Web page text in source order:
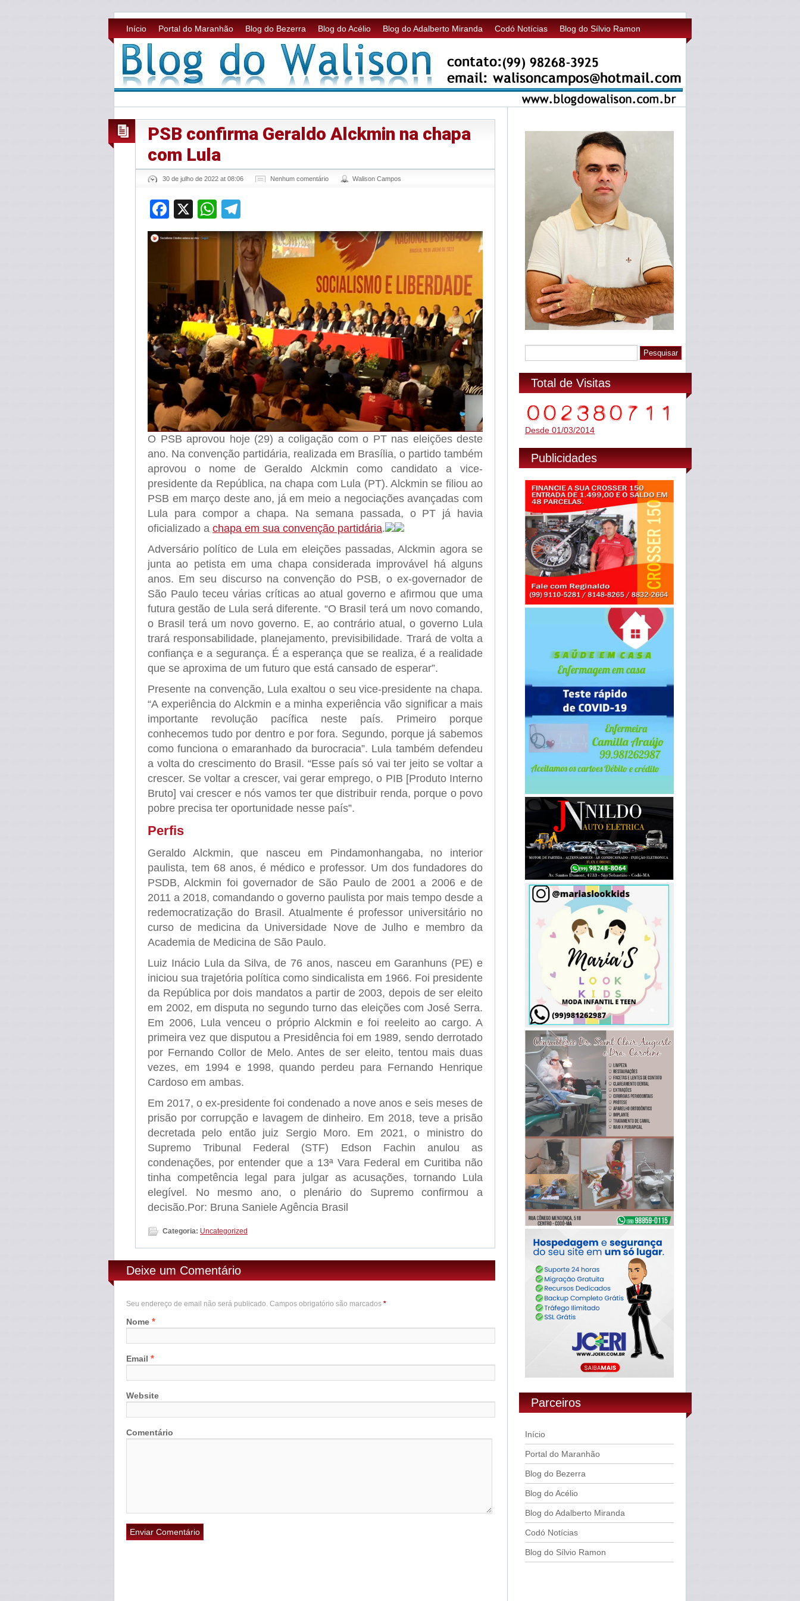
Início Portal do Maranhão Blog do Bezerra Blog do Acélio Blog do Adalberto Miranda Codó Notícias Blog do Sílvio Ramon
PSB confirma Geraldo Alckmin na chapa
com Lula
30 de julho de 2022 at 08:06 Nenhum comentário Walison Campos
Facebook
X WhatsApp
O PSB aprovou hoje (29) a coligação com o PT nas eleições deste
ano. Na convenção partidária, realizada em Brasília, o partido também
aprovou o nome de Geraldo Alckmin como candidato a vice-
presidente da República, na chapa com Lula (PT). Alckmin se filiou ao
PSB em março deste ano, já em meio a negociações avançadas com
Lula para compor a chapa. Na semana passada, o PT já havia
oficializado a chapa em sua convenção partidária.
Adversário político de Lula em eleições passadas, Alckmin agora se
junta ao petista em uma chapa considerada improvável há alguns
anos. Em seu discurso na convenção do PSB, o ex-governador de
São Paulo teceu várias críticas ao atual governo e afirmou que uma
futura gestão de Lula será diferente. “O Brasil terá um novo comando,
o Brasil terá um novo governo. E, ao contrário atual, o governo Lula
trará responsabilidade, planejamento, previsibilidade. Trará de volta a
confiança e a segurança. É a esperança que se realiza, é a realidade
que se aproxima de um futuro que está cansado de esperar”.
Presente na convenção, Lula exaltou o seu vice-presidente na chapa.
“A experiência do Alckmin e a minha experiência vão significar a mais
importante revolução pacífica neste país. Primeiro porque
conhecemos tudo por dentro e por fora. Segundo, porque já sabemos
como funciona o emaranhado da burocracia”. Lula também defendeu
a volta do crescimento do Brasil. “Esse país só vai ter jeito se voltar a
crescer. Se voltar a crescer, vai gerar emprego, o PIB [Produto Interno
Bruto] vai crescer e nós vamos ter que distribuir renda, porque o povo
pobre precisa ter oportunidade nesse país”.
Perfis
Geraldo Alckmin, que nasceu em Pindamonhangaba, no interior
paulista, tem 68 anos, é médico e professor. Um dos fundadores do
PSDB, Alckmin foi governador de São Paulo de 2001 a 2006 e de
2011 a 2018, comandando o governo paulista por mais tempo desde a
redemocratização do Brasil. Atualmente é professor universitário no
curso de medicina da Universidade Nove de Julho e membro da
Academia de Medicina de São Paulo.
Luiz Inácio Lula da Silva, de 76 anos, nasceu em Garanhuns (PE) e
iniciou sua trajetória política como sindicalista em 1966. Foi presidente
da República por dois mandatos a partir de 2003, depois de ser eleito
em 2002, em disputa no segundo turno das eleições com José Serra.
Em 2006, Lula venceu o próprio Alckmin e foi reeleito ao cargo. A
primeira vez que disputou a Presidência foi em 1989, sendo derrotado
por Fernando Collor de Melo. Antes de ser eleito, tentou mais duas
vezes, em 1994 e 1998, quando perdeu para Fernando Henrique
Cardoso em ambas.
Em 2017, o ex-presidente foi condenado a nove anos e seis meses de
prisão por corrupção e lavagem de dinheiro. Em 2018, teve a prisão
decretada pelo então juiz Sergio Moro. Em 2021, o ministro do
Supremo Tribunal Federal (STF) Edson Fachin anulou as
condenações, por entender que a 13ª Vara Federal em Curitiba não
tinha competência legal para julgar as acusações, tornando Lula
elegível. No mesmo ano, o plenário do Supremo confirmou a
decisão.Por: Bruna Saniele Agência Brasil
Categoria: Uncategorized
Deixe um Comentário
Seu endereço de email não será publicado. Campos obrigatório são marcados *
Nome *
Email *
Website
Comentário
Total de Visitas
Desde 01/03/2014
Publicidades
Parceiros
Início
Portal do Maranhão
Blog do Bezerra
Blog do Acélio
Blog do Adalberto Miranda
Codó Notícias
Blog do Sílvio Ramon